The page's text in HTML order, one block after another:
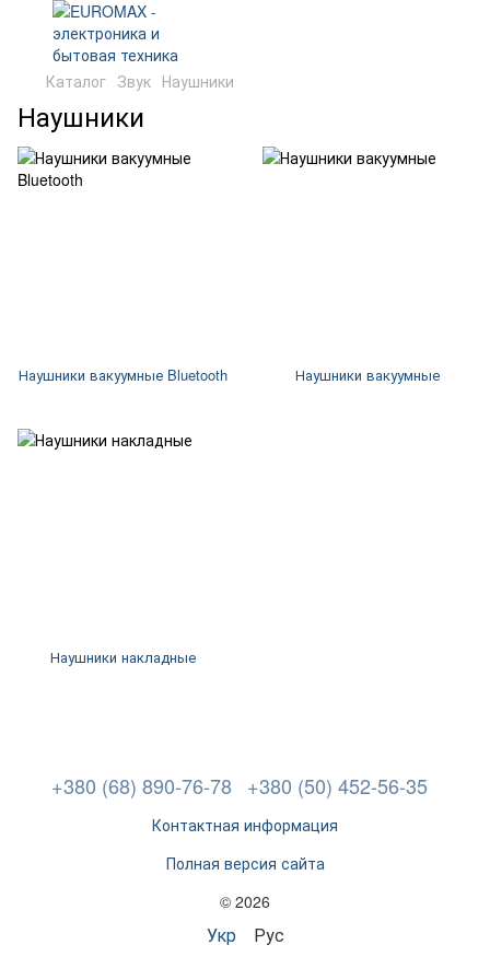
Каталог Звук Наушники
Наушники
Наушники вакуумные Bluetooth Наушники вакуумные
Наушники накладные
+380 (68) 890-76-78 +380 (50) 452-56-35
Контактная информация
Полная версия сайта
© 2026
Укр Рус